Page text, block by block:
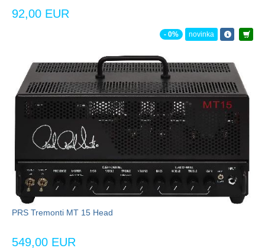
92,00 EUR
- 0% novinka
PRS Tremonti MT 15 Head
549,00 EUR